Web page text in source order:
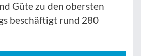
Güte zu den obersten
beschäftigt rund 280